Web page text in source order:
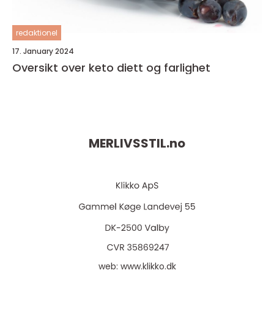
redaktionel
17. January 2024
Oversikt over keto diett og farlighet
MERLIVSSTIL.no
web: www.klikko.dk